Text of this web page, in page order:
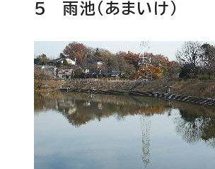
5 雨池(あまいけ)